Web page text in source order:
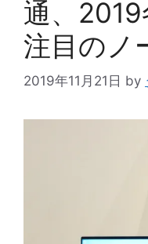
通、
注目のノ
2019年11月21日 by